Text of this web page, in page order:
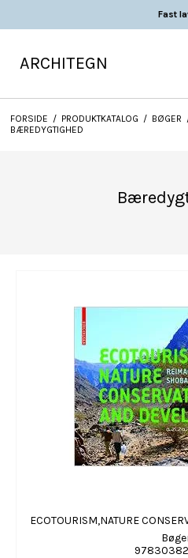
Fast lav
ARCHITEGN
FORSIDE / PRODUKTKATALOG / BØGER
BÆREDYGTIGHED
ECOTOURISM,NATURE